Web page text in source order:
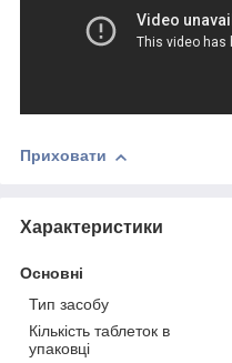
Приховати
Характеристики
Основні
Тип засобу
Кількість таблеток в
упаковці